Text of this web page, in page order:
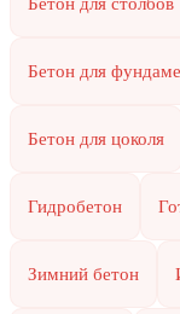
Бетон для
Бетон для цоколя
Гидробетон
Зимний бетон